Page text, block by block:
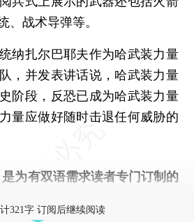
、战术导弹等。
扎尔巴耶夫作为哈武装力量
，并发表讲话说，哈武装力量
阶段，反恐已成为哈武装力量
量应做好随时击退任何威胁的
为有双语需求读者专门订制的
321字 订阅后继续阅读